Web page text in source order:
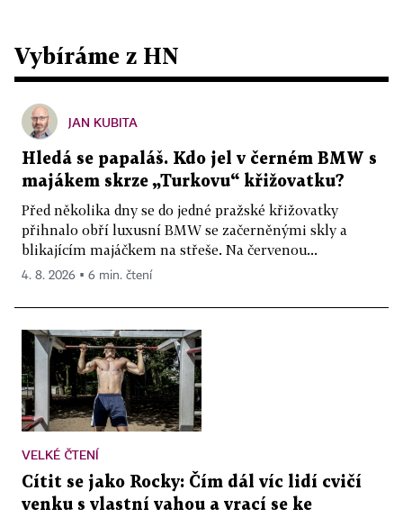
Vybíráme z HN
JAN KUBITA
Hledá se papaláš. Kdo jel v černém BMW s
majákem skrze „Turkovu“ křižovatku?
Před několika dny se do jedné pražské křižovatky
přihnalo obří luxusní BMW se začerněnými skly a
blikajícím majáčkem na střeše. Na červenou...
4. 8. 2026 ▪ 6 min. čtení
VELKÉ ČTENÍ
Cítit se jako Rocky: Čím dál víc lidí cvičí
venku s vlastní vahou a vrací se ke